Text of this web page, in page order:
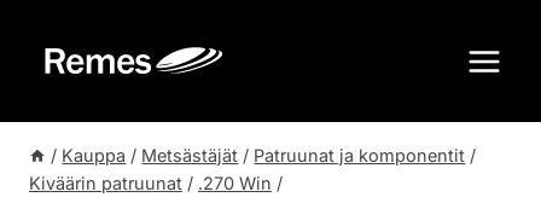
sisältöön
/ Kauppa / Metsästäjät / Patruunat ja komponentit /
Kiväärin patruunat / .270 Win /